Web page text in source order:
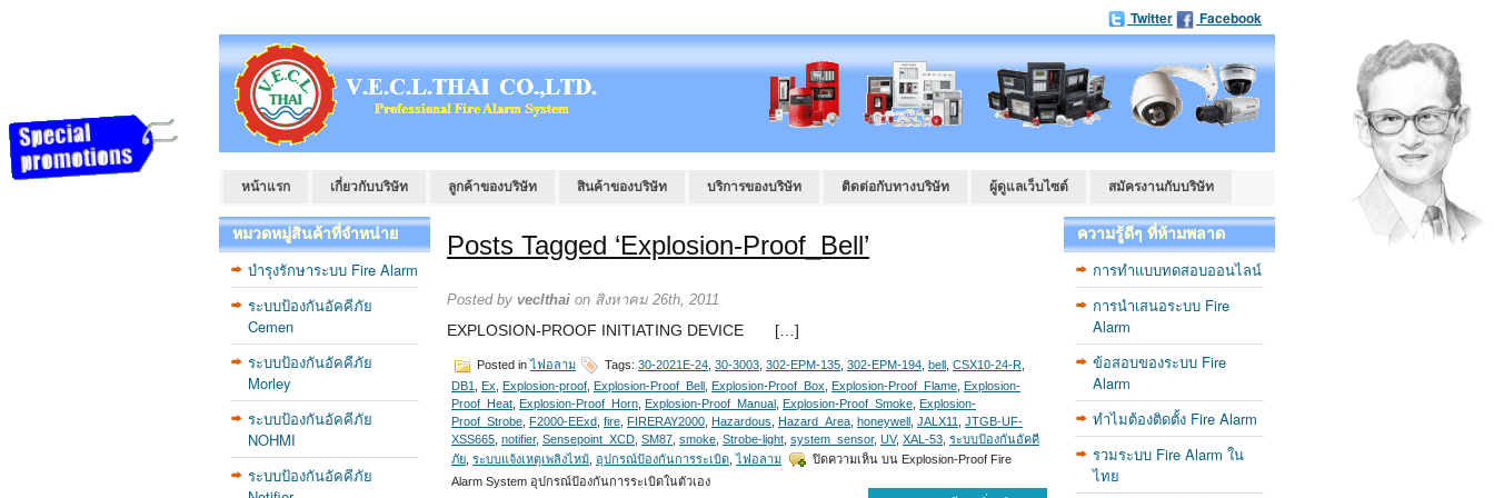
Twitter Facebook
หน้าแรก เกี่ยวกับบริษัท ลูกค้าของบริษัท สินค้าของบริษัท บริการของบริษัท ติดต่อกับทางบริษัท ผู้ดูแลเว็บไซต์ สมัครงานกับบริษัท
หมวดหมู่สินค้าที่จำหน่าย
บำรุงรักษาระบบ Fire Alarm
ระบบป้องกันอัคคีภัย
Cemen
ระบบป้องกันอัคคีภัย
Morley
ระบบป้องกันอัคคีภัย
NOHMI
ระบบป้องกันอัคคีภัย
Posts Tagged ‘Explosion-Proof_Bell’
Posted by veclthai on สิงหาคม 26th, 2011
EXPLOSION-PROOF INITIATING DEVICE […]
Posted inไฟอลาม Tags: 30-2021E-24 30-3003 302-EPM-135 302-EPM-194 bell CSX10-24-R
DB1
Ex Explosion-proof Explosion-Proof_Bell Explosion-Proof_Box Explosion-Proof_Flame Explosion-
Proof_Heat Explosion-Proof_Horn Explosion-Proof_Manual Explosion-Proof_Smoke Explosion-
Proof_Strobe F2000-EExd fire FIRERAY2000 Hazardous Hazard_Area honeywell JALX11
JTGB-UF-
XSS665 notifier, Sensepoint_XCD SM87 smoke Strobe-light system_sensor, UV, XAL-53 ระบบป้องกันอัคคี
ภัย ระบบแจ้งเหตุเพลิงไหม้ อุปกรณ์ป้องกันการระเบิด ,ไฟอลาม ปิดความเห็น บน Explosion-Proof Fire
Alarm System อุปกรณ์ป้องกันการระเบิดในตัวเอง
ความรู้ดีๆ ที่ห้ามพลาด
การทำแบบทดสอบออนไลน์
การนำเสนอระบบ Fire
Alarm
ข้อสอบของระบบ Fire
Alarm
ทำไมต้องติดตั้ง Fire Alarm
รวมระบบ Fire Alarm ใน
ไทย